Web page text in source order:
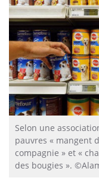
Selon une
pauvres « mangent
compagnie » et «
des bougies ».